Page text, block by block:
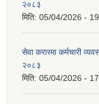
२०८३
मिति: 05/04/2026 -
सेवा करारमा कर्मचारी
२०८३
मिति: 05/04/2026 -